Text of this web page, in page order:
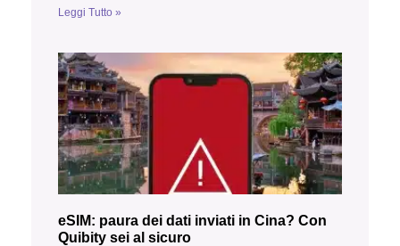
Leggi Tutto »
eSIM: paura dei dati inviati in Cina? Con
Quibity sei al sicuro